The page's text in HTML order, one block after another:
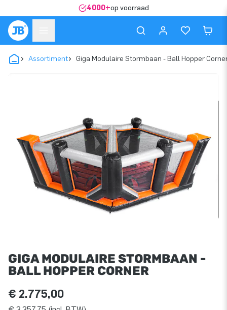
4000+op voorraad
Assortiment Giga Modulaire Stormbaan - Ball Hopper
GIGA MODULAIRE STORMBAAN -
BALL HOPPER CORNER
€ 2.775,00